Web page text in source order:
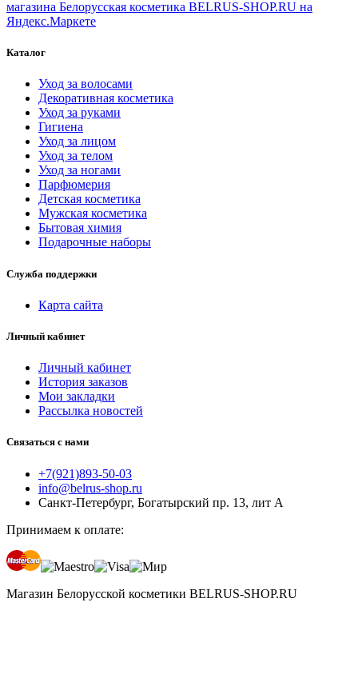
Каталог
Уход за волосами
Декоративная косметика
Уход за руками
Гигиена
Уход за лицом
Уход за телом
Уход за ногами
Парфюмерия
Детская косметика
Мужская косметика
Бытовая химия
Подарочные наборы
Служба поддержки
Карта сайта
Личный кабинет
Личный кабинет
История заказов
Мои закладки
Рассылка новостей
Связаться с нами
+7(921)893-50-03
info@belrus-shop.ru
Санкт-Петербург, Богатырский пр. 13, лит А
Принимаем к оплате:
Магазин Белорусской косметики BELRUS-SHOP.RU